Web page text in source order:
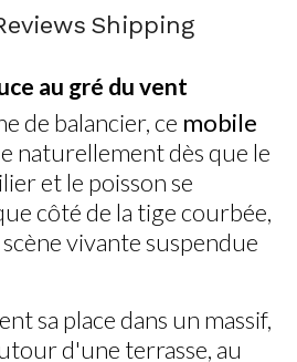
Shipping
au gré du vent
de balancier, ce mobile
naturellement dès que le
et le poisson se
côté de la tige courbée,
vivante suspendue
sa place dans un massif,
d'une terrasse, au